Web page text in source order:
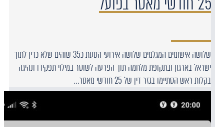
שלושה אישומים המגלמים שלושה אירועי הסעת כ35 שוהים שלא כדין לתוך
ישראל בארגון ובתקופת מלחמה תוך הפרעה לשוטר במילוי תפקידו ונהיגה
בקלות ראש הסתיימו בגזר דין של 25 חודשי מאסר…